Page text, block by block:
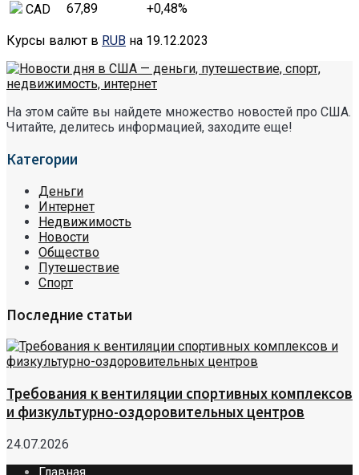
CAD
67,89 +0,48%
Курсы валют в RUB на 19.12.2023
На этом сайте вы найдете множество новостей про США.
Читайте, делитесь информацией, заходите еще!
Категории
Деньги
Интернет
Недвижимость
Новости
Общество
Путешествие
Спорт
Последние статьи
Требования к вентиляции спортивных комплексов
и физкультурно-оздоровительных центров
24.07.2026
Главная